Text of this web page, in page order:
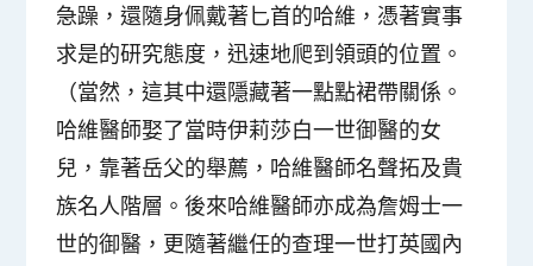
急躁，還隨身佩戴著匕首的哈維，憑著實事
求是的研究態度，迅速地爬到領頭的位置。
（當然，這其中還隱藏著一點點裙帶關係。
哈維醫師娶了當時伊莉莎白一世御醫的女
兒，靠著岳父的舉薦，哈維醫師名聲拓及貴
族名人階層。後來哈維醫師亦成為詹姆士一
世的御醫，更隨著繼任的查理一世打英國內